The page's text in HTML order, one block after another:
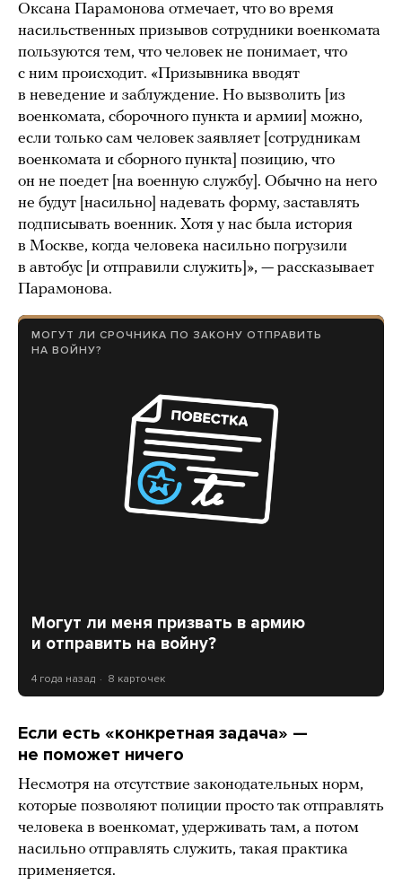
Оксана Парамонова отмечает, что во время
насильственных призывов сотрудники военкомата
пользуются тем, что человек не понимает, что
с ним происходит. «Призывника вводят
в неведение и заблуждение. Но вызволить [из
военкомата, сборочного пункта и армии] можно,
если только сам человек заявляет [сотрудникам
военкомата и сборного пункта] позицию, что
он не поедет [на военную службу]. Обычно на него
не будут [насильно] надевать форму, заставлять
подписывать военник. Хотя у нас была история
в Москве, когда человека насильно погрузили
в автобус [и отправили служить]», — рассказывает
Парамонова.
МОГУТ ЛИ СРОЧНИКА ПО ЗАКОНУ ОТПРАВИТЬ
НА ВОЙНУ?
Могут ли меня призвать в армию
и отправить на войну?
4 года назад 8 карточек
Если есть «конкретная задача» —
не поможет ничего
Несмотря на отсутствие законодательных норм,
которые позволяют полиции просто так отправлять
человека в военкомат, удерживать там, а потом
насильно отправлять служить, такая практика
применяется.